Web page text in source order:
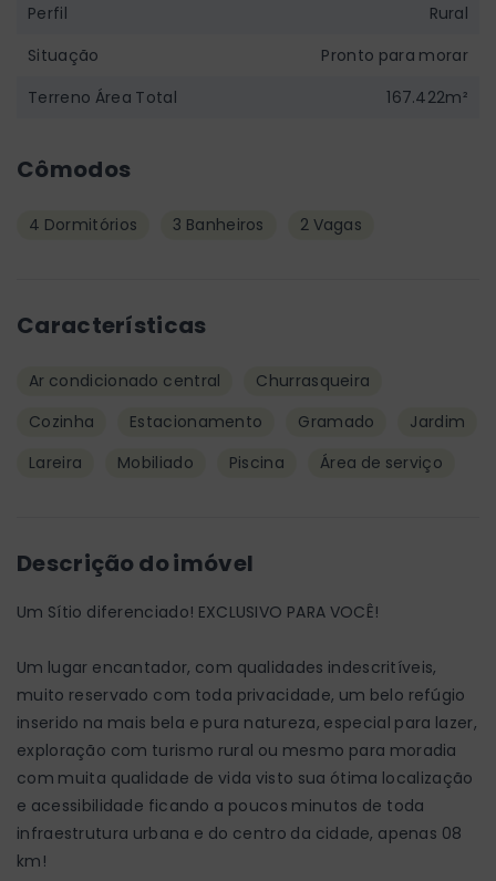
Cômodos
4 Dormitórios 3 Banheiros 2 Vagas
Características
Ar condicionado central
Churrasqueira
Cozinha
Estacionamento Gramado
Jardim
Lareira
Mobiliado Piscina Área de serviço
Descrição do imóvel
Um Sítio diferenciado! EXCLUSIVO PARA VOCÊ!
Um lugar encantador, com qualidades indescritíveis,
muito reservado com toda privacidade, um belo refúgio
inserido na mais bela e pura natureza, especial para lazer,
exploração com turismo rural ou mesmo para moradia
com muita qualidade de vida visto sua ótima localização
e acessibilidade ficando a poucos minutos de toda
infraestrutura urbana e do centro da cidade, apenas 08
km!
Perfil
Rural
Situação
Pronto para morar
Terreno Área Total
167.422m²